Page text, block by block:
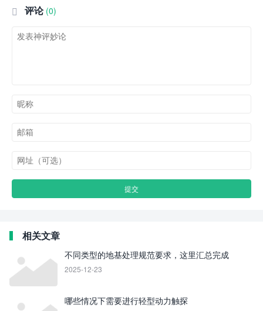
 评论 (0)
相关文章
不同类型的地基处理规范要求，这里汇总完成
2025-12-23
哪些情况下需要进行轻型动力触探